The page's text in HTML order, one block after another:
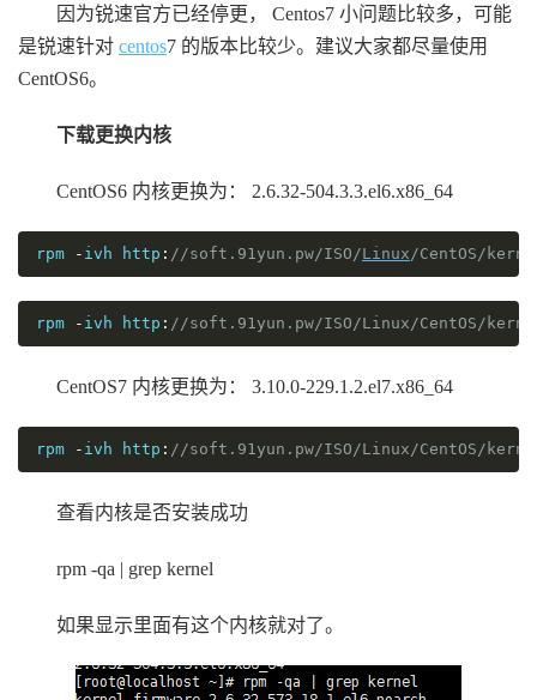
因为锐速官方已经停更， Centos7 小问题比较多，可能
是锐速针对 centos7 的版本比较少。建议大家都尽量使用
CentOS6。
下载更换内核
CentOS6 内核更换为： 2.6.32-504.3.3.el6.x86_64
rpm - ivh http : //soft.91yun.pw/ISO/Linux /CentOS/
rpm - ivh http : //soft.91yun.pw/ISO/Linux/CentOS/
CentOS7 内核更换为： 3.10.0-229.1.2.el7.x86_64
rpm - ivh http : //soft.91yun.pw/ISO/Linux/CentOS/
查看内核是否安装成功
rpm -qa | grep kernel
如果显示里面有这个内核就对了。